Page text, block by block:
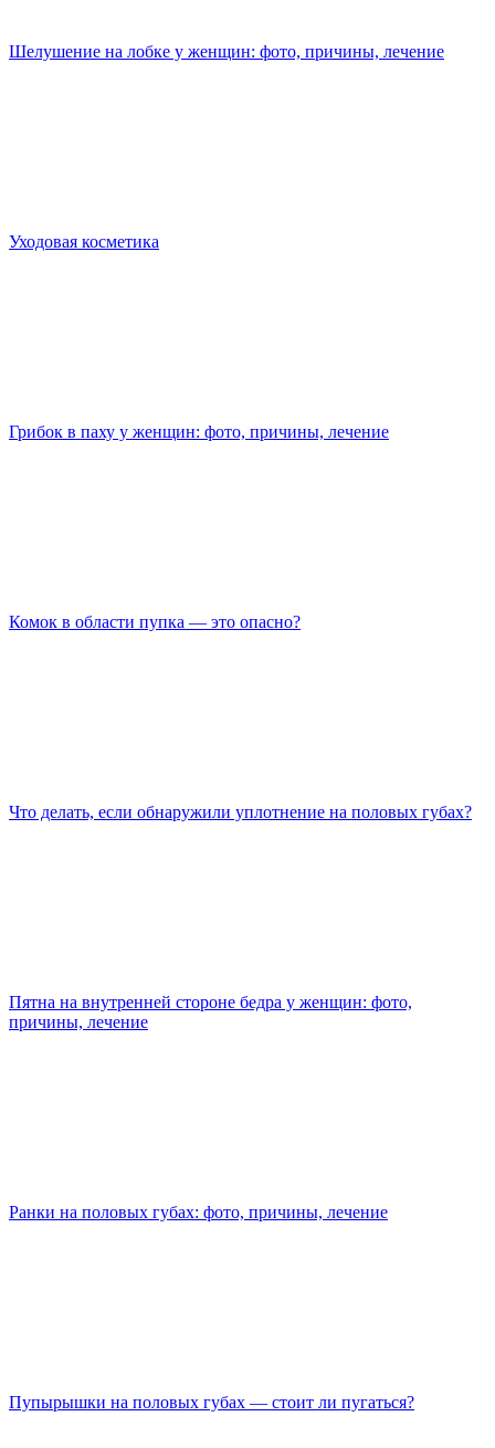
Шелушение на лобке у женщин: фото, причины, лечение
Уходовая косметика
Грибок в паху у женщин: фото, причины, лечение
Комок в области пупка — это опасно?
Что делать, если обнаружили уплотнение на половых губах?
Пятна на внутренней стороне бедра у женщин: фото,
причины, лечение
Ранки на половых губах: фото, причины, лечение
Пупырышки на половых губах — стоит ли пугаться?